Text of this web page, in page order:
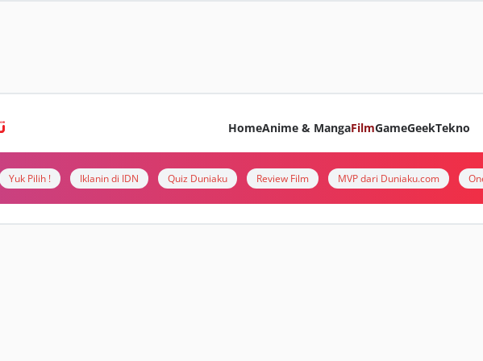
HomeAnime & MangaFilmGameGeekTekno
Yuk Pilih ! Iklanin di IDN Quiz Duniaku Review Film MVP dari Duniaku.com